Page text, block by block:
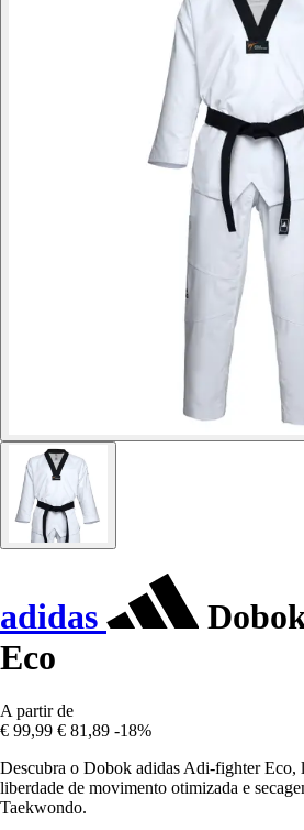
adidas
Eco
A partir de
€ 99,99 € 81,89 -18%
Descubra o Dobok adidas Adi-fighter Eco,
liberdade de movimento otimizada e
Taekwondo.